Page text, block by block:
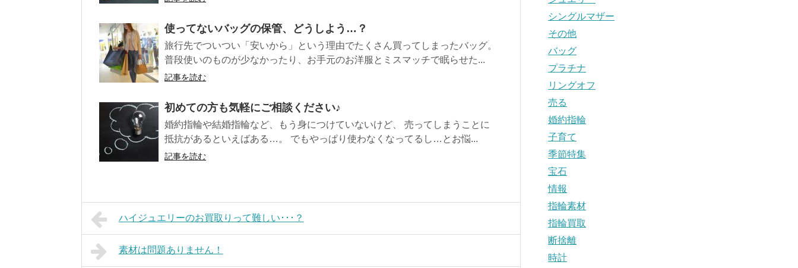
使ってないバッグの保管、どうしよう…？
旅行先でついつい「安いから」という理由でたくさん買ってしまったバッグ。
普段使いのものが少なかったり、お手元のお洋服とミスマッチで眠らせた...
記事を読む
初めての方も気軽にご相談ください♪
婚約指輪や結婚指輪など、もう身につけていないけど、 売ってしまうことに
抵抗があるといえばある…。 でもやっぱり使わなくなってるし…とお悩...
記事を読む
ハイジュエリーのお買取りって難しい･･･？
素材は問題ありません！
シングルマザー
その他
バッグ
プラチナ
リングオフ
売る
婚約指輪
子育て
季節特集
宝石
情報
指輪素材
指輪買取
断捨離
時計